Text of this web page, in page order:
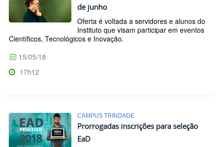
de junho
Oferta é voltada a servidores e alunos do
Instituto que visam participar em eventos
Científicos, Tecnológicos e Inovação.
15/05/18
17h12
CAMPUS TRINDADE
Prorrogadas inscrições para seleção
EaD